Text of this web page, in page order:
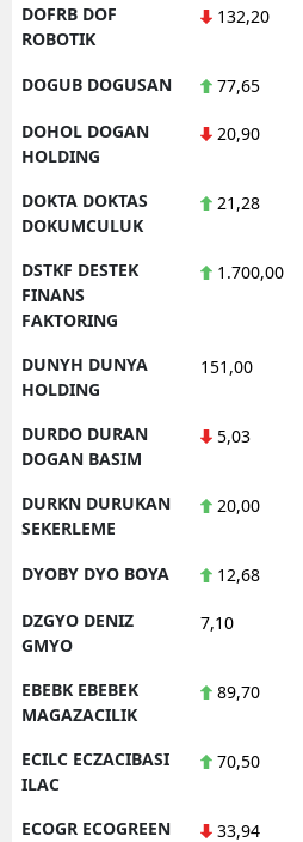
DOFRB DOF
ROBOTIK
132,20
DOGUB DOGUSAN 77,65
DOHOL DOGAN
HOLDING
20,90
DOKTA DOKTAS
DOKUMCULUK
21,28
DSTKF DESTEK
FINANS
FAKTORING
1.700,00
DUNYH DUNYA
HOLDING
151,00
DURDO DURAN
DOGAN BASIM
5,03
DURKN DURUKAN
SEKERLEME
20,00
DYOBY DYO BOYA 12,68
DZGYO DENIZ
GMYO
7,10
EBEBK EBEBEK
MAGAZACILIK
89,70
ECILC ECZACIBASI
ILAC
70,50
ECOGR ECOGREEN
33,94